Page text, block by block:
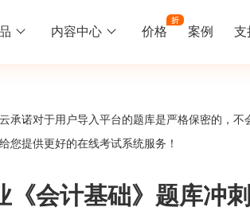
知识竞赛
线下培训班
报名管理系统
内容中心 价格 案例 支
常见问题
承诺对于用户导入平台的题库是严格保密的，不
您提供更好的在线考试系统服务！
《会计基础》题库冲